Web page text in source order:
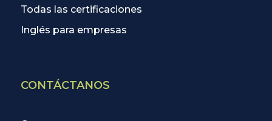
Todas las certificaciones
Inglés para empresas
CONTÁCTANOS